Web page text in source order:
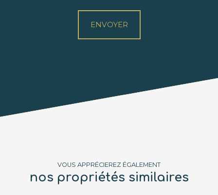
ENVOYER
VOUS APPRÉCIEREZ ÉGALEMENT
nos propriétés similaires